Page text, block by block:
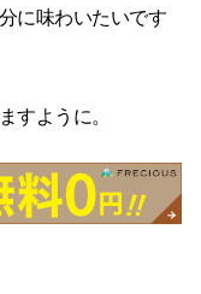
に味わいたいです
すように。